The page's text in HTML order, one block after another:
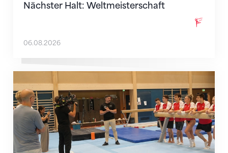
Nächster Halt: Weltmeisterschaft
06.08.2026
Mit klaren Zielen nach Zagreb